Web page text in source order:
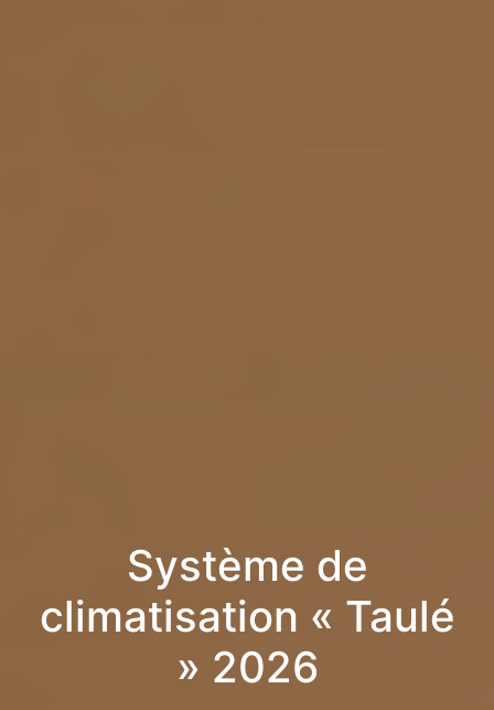
Système de
climatisation « Taulé
» 2026